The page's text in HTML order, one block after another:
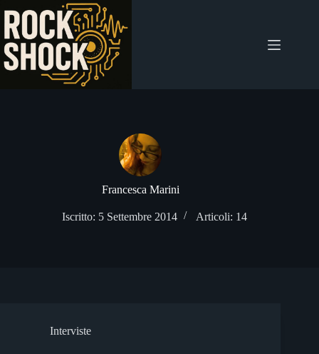
contenuto
Francesca Marini
Iscritto: 5 Settembre 2014 Articoli: 14
Interviste